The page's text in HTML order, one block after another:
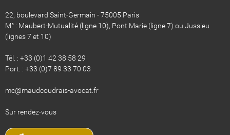
22, boulevard Saint-Germain - 75005 Paris
M° : Maubert-Mutualité (ligne 10), Pont Marie (ligne 7) ou Jussieu
(lignes 7 et 10)
Tél. : +33 (0)1 42 38 58 29
Port. : +33 (0)7 89 33 70 03
​​​​mc@maudcoudrais-avocat.fr
​​​​​​​Sur rendez-vous